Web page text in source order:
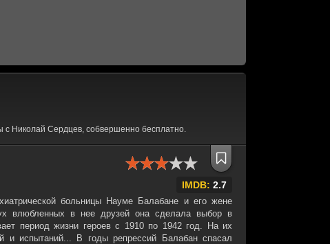
Николай Сердцев, собвершенно бесплатно.
IMDB: 2.7
больницы Науме Балабане и его жене
влюбленных в нее друзей она сделала выбор в
период жизни героев с 1910 по 1942 год. На их
и испытаний... В годы репрессий Балабан спасал